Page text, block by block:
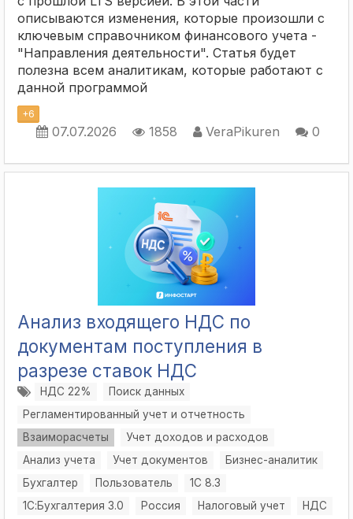
описываются изменения, которые произошли с
ключевым справочником финансового учета -
"Направления деятельности". Статья будет
полезна всем аналитикам, которые работают с
данной программой
+6
07.07.2026 1858 VeraPikuren 0
Анализ входящего НДС по
документам поступления в
разрезе ставок НДС
НДС 22%
Поиск данных
Регламентированный учет и отчетность
Взаиморасчеты
Учет доходов и расходов
Анализ учета
Учет документов
Бизнес-аналитик
Бухгалтер
Пользователь
1С 8.3
1С:Бухгалтерия 3.0
Россия Налоговый учет
НДС